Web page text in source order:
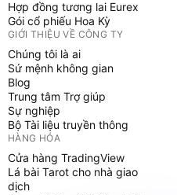
Hợp đồng tương lai Eurex
Gói cổ phiếu Hoa Kỳ
GIỚI THIỆU VỀ CÔNG TY
Chúng tôi là ai
Sứ mệnh không gian
Blog
Trung tâm Trợ giúp
Sự nghiệp
Bộ Tài liệu truyền thông
HÀNG HÓA
Cửa hàng TradingView
Lá bài Tarot cho nhà giao
dịch